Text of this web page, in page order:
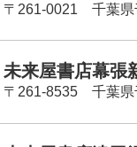
〒261-0021 千葉県
未来屋書店幕張
〒261-8535 千葉